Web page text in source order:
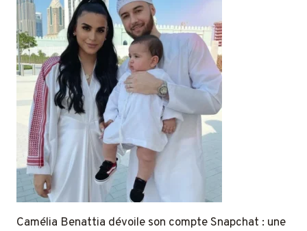
Camélia Benattia dévoile son compte Snapchat : une